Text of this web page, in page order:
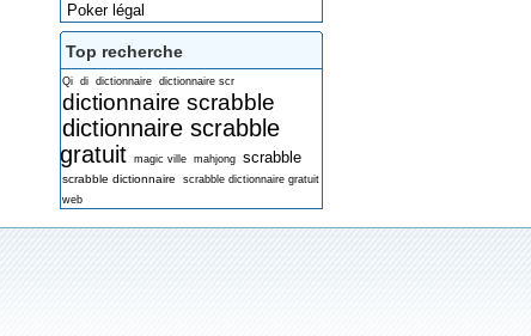
Poker légal
Top recherche
Qi di dictionnaire dictionnaire scr
dictionnaire scrabble
dictionnaire scrabble
gratuit magic ville mahjong scrabble
scrabble dictionnaire
scrabble dictionnaire gratuit
web